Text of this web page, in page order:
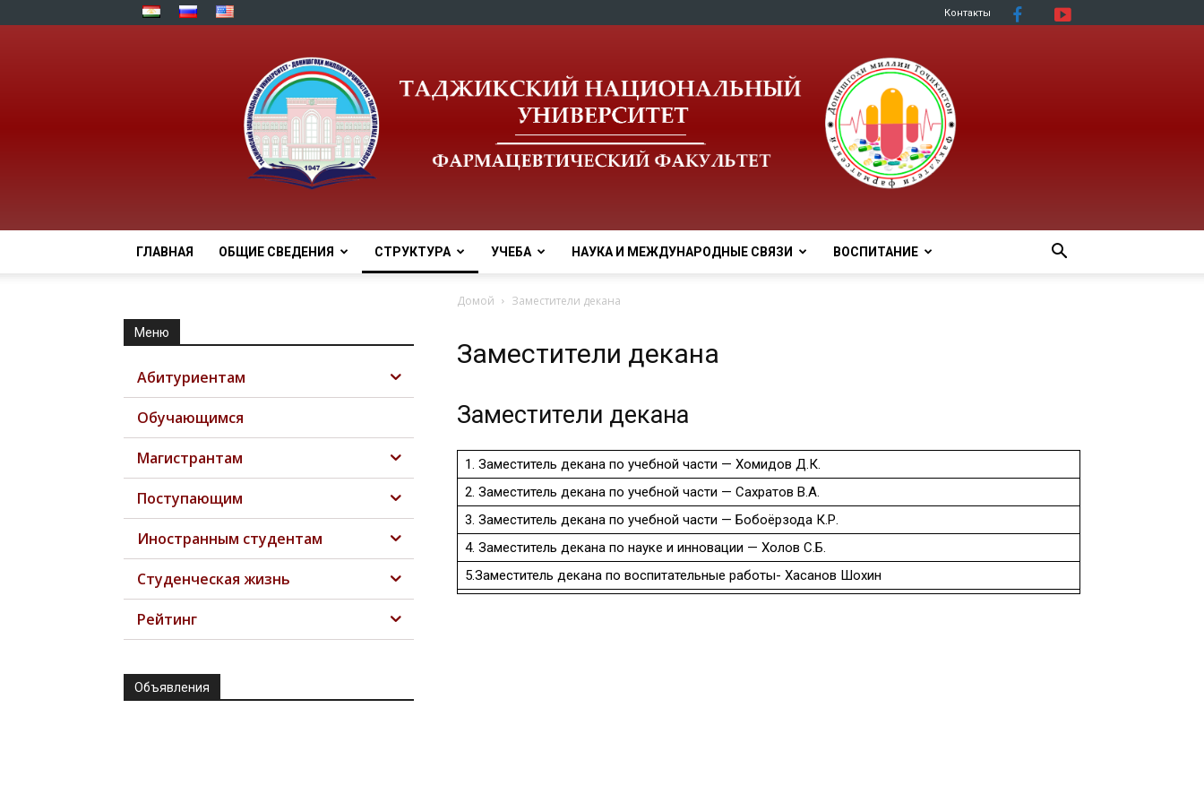
Контакты
ГЛАВНАЯ ОБЩИЕ СВЕДЕНИЯ СТРУКТУРА УЧЕБА НАУКА И МЕЖДУНАРОДНЫЕ СВЯЗИ ВОСПИТАНИЕ
Домой Заместители декана
Заместители декана
Заместители декана
1. Заместитель декана по учебной части — Хомидов Д.К.
2. Заместитель декана по учебной части — Сахратов В.А.
3. Заместитель декана по учебной части — Бобоёрзода К.Р.
4. Заместитель декана по науке и инновации — Холов С.Б.
5.Заместитель декана по воспитательные работы- Хасанов Шохин
Меню
Абитуриентам
Обучающимся
Магистрантам
Поступающим
Иностранным студентам
Студенческая жизнь
Рейтинг
Объявления